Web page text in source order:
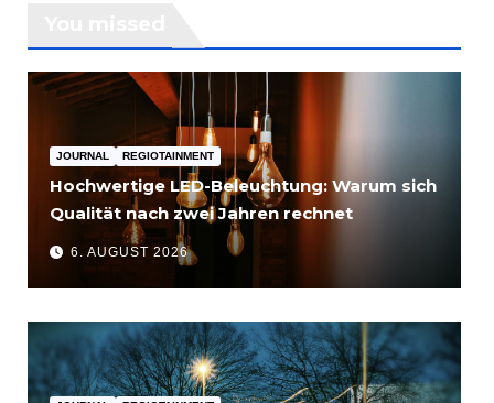
JOURNAL REGIOTAINMENT
Hochwertige LED-Beleuchtung: Warum sich
Qualität nach zwei Jahren rechnet
6. AUGUST 2026